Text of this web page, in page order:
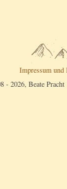
Impressum und
- 2026, Beate Pracht